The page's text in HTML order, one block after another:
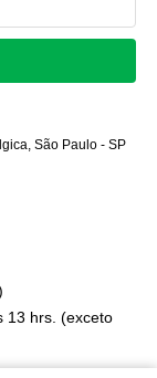
São Paulo- SP
13 hrs. (exceto